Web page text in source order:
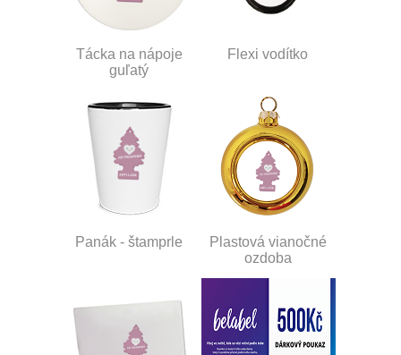
Tácka na nápoje
guľatý
Flexi vodítko
Panák - štamprle
Plastová vianočné
ozdoba